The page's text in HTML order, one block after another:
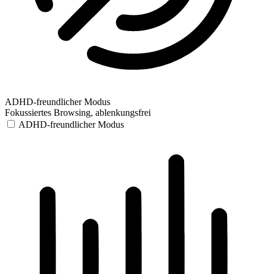
ADHD-freundlicher Modus
Fokussiertes Browsing, ablenkungsfrei
ADHD-freundlicher Modus